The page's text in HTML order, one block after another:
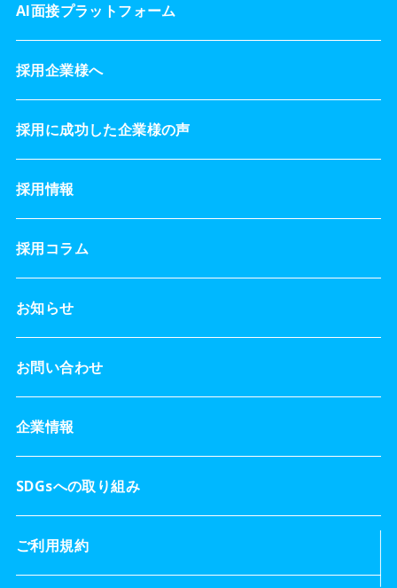
AI面接プラットフォーム
採用企業様へ
採用に成功した企業様の声
採用情報
採用コラム
お知らせ
お問い合わせ
企業情報
SDGsへの取り組み
ご利用規約